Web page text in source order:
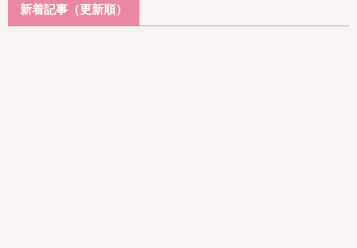
新着記事（更新順）